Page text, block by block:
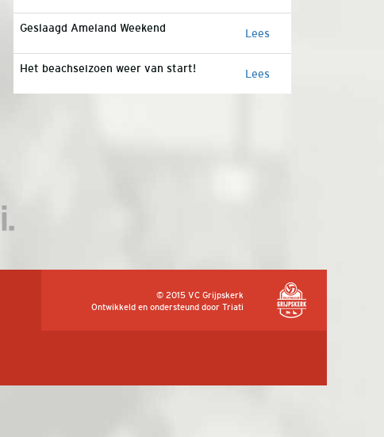
Geslaagd Ameland Weekend Lees
Het beachseizoen weer van start! Lees
© 2015 VC Grijpskerk
Ontwikkeld en ondersteund door Triati